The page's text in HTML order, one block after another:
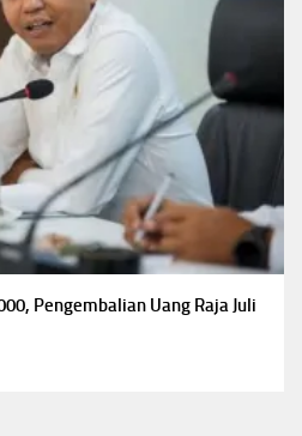
Pengembalian Uang Raja Juli